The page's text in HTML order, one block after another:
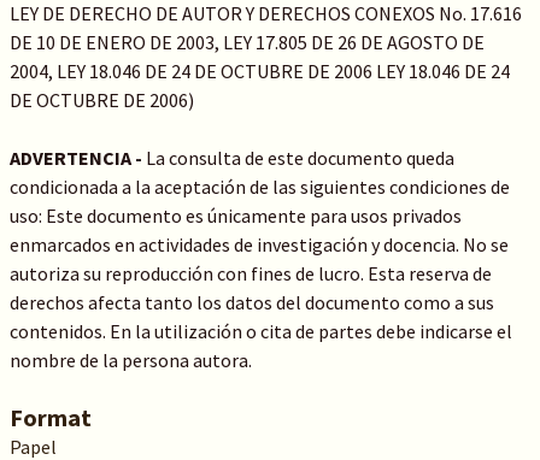
LEY DE DERECHO DE AUTOR Y DERECHOS CONEXOS No. 17.616
DE 10 DE ENERO DE 2003, LEY 17.805 DE 26 DE AGOSTO DE
2004, LEY 18.046 DE 24 DE OCTUBRE DE 2006 LEY 18.046 DE 24
DE OCTUBRE DE 2006)
ADVERTENCIA - La consulta de este documento queda
condicionada a la aceptación de las siguientes condiciones de
uso: Este documento es únicamente para usos privados
enmarcados en actividades de investigación y docencia. No se
autoriza su reproducción con fines de lucro. Esta reserva de
derechos afecta tanto los datos del documento como a sus
contenidos. En la utilización o cita de partes debe indicarse el
nombre de la persona autora.
Format
Papel